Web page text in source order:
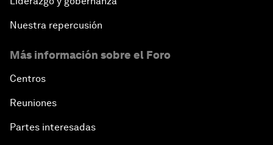
Nuestra repercusión
Más información sobre el Foro
Centros
Reuniones
Partes interesadas